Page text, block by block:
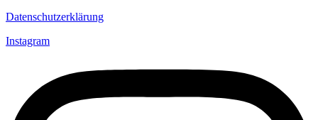
Datenschutzerklärung
Instagram